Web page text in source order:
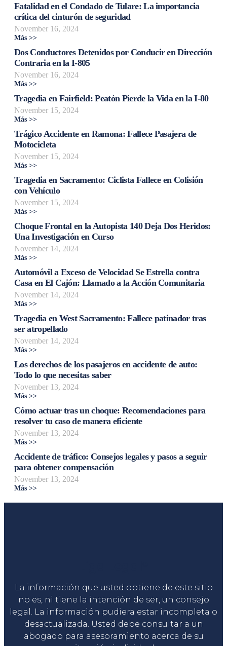
Fatalidad en el Condado de Tulare: La importancia
crítica del cinturón de seguridad
November 16, 2024
Más >>
Dos Conductores Detenidos por Conducir en Dirección
Contraria en la I-805
November 16, 2024
Más >>
Tragedia en Fairfield: Peatón Pierde la Vida en la I-80
November 15, 2024
Más >>
Trágico Accidente en Ramona: Fallece Pasajera de
Motocicleta
November 15, 2024
Más >>
Tragedia en Sacramento: Ciclista Fallece en Colisión
con Vehículo
November 15, 2024
Más >>
Choque Frontal en la Autopista 140 Deja Dos Heridos:
Una Investigación en Curso
November 14, 2024
Más >>
Automóvil a Exceso de Velocidad Se Estrella contra
Casa en El Cajón: Llamado a la Acción Comunitaria
November 14, 2024
Más >>
Tragedia en West Sacramento: Fallece patinador tras
ser atropellado
November 14, 2024
Más >>
Los derechos de los pasajeros en accidente de auto:
Todo lo que necesitas saber
November 13, 2024
Más >>
Cómo actuar tras un choque: Recomendaciones para
resolver tu caso de manera eficiente
November 13, 2024
Más >>
Accidente de tráfico: Consejos legales y pasos a seguir
para obtener compensación
November 13, 2024
Más >>
La información que usted obtiene de este sitio
no es, ni tiene la intención de ser, un consejo
legal. La información pudiera estar incompleta o
desactualizada. Usted debe consultar a un
abogado para asesoramiento acerca de su